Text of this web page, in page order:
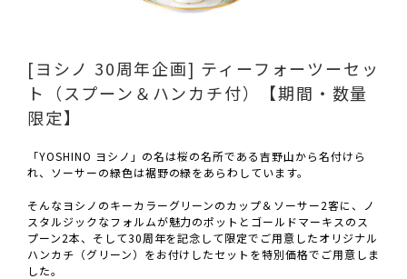
[ヨシノ 30周年企画] ティーフォーツーセッ
ト（スプーン＆ハンカチ付）【期間・数量
限定】
「YOSHINO ヨシノ」の名は桜の名所である吉野山から名付けら
れ、ソーサーの緑色は裾野の緑をあらわしています。
そんなヨシノのキーカラーグリーンのカップ＆ソーサー2客に、ノ
スタルジックなフォルムが魅力のポットとゴールドマーキスのス
プーン2本、そして30周年を記念して限定でご用意したオリジナル
ハンカチ（グリーン）をお付けしたセットを特別価格でご用意しま
した。